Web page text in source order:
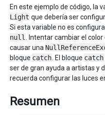
En este ejemplo de código, la
Light que debería ser
Si esta variable no es
null
. Intentar cambiar el
causar una
bloque catch . El bloque catch
ser de gran ayuda a artistas y
recuerda configurar las luces
Resumen